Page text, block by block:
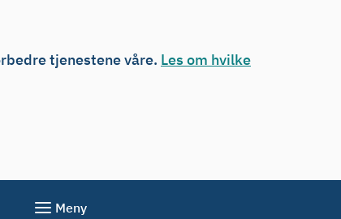
tjenestene våre. Les om hvilke
Meny